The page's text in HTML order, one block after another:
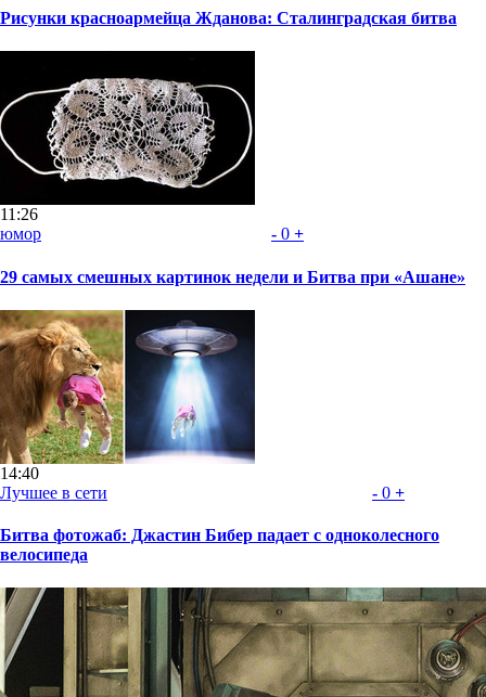
Рисунки красноармейца Жданова: Сталинградская битва
11:26
юмор
- 0 +
29 самых смешных картинок недели и Битва при «Ашане»
14:40
Лучшее в сети
- 0 +
Битва фотожаб: Джастин Бибер падает с одноколесного
велосипеда